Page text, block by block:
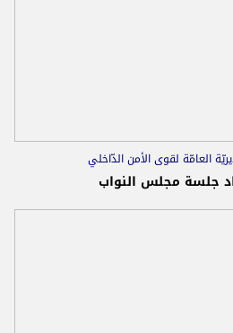
العامّة لقوى الأمن الدّاخلي
جلسة مجلس النواب